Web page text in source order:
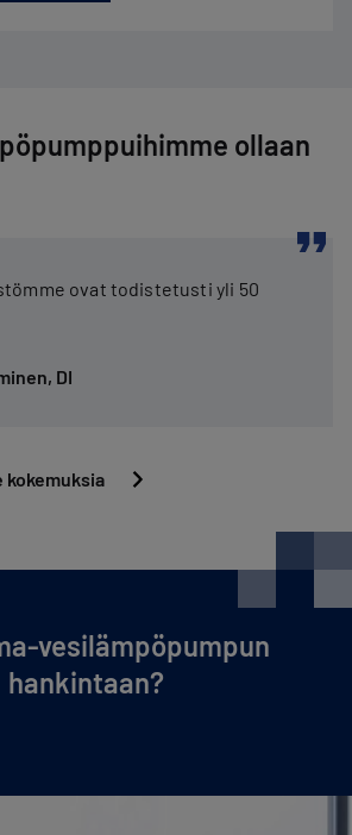
ollaan
ovat todistetusti yli 50
DI
kokemuksia
ve­si­läm­pö­pum­pun
hankintaan?